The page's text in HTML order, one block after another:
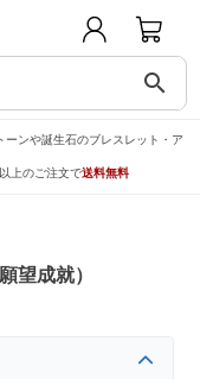
search
ンや誕生石のブレスレット・ア
上のご注文で送料無料
望成就）